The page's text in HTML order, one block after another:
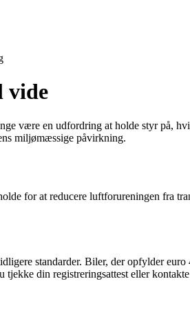
vide
være en udfordring at holde styr på,
miljømæssige påvirkning.
for at reducere luftforureningen fra
standarder. Biler, der opfylder
din registreringsattest eller